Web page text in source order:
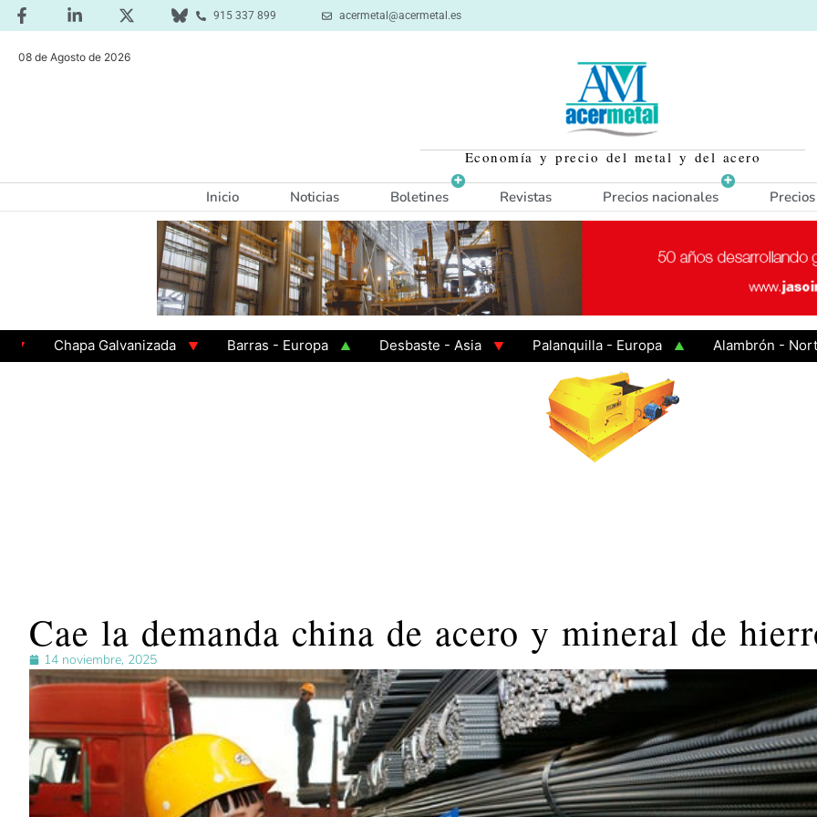
915 337 899 acermetal@acermetal.es
08 de Agosto de 2026
Economía y precio del metal y del acero
Inicio Noticias Boletines Revistas Precios nacionales
Chapa Galvanizada Barras - Europa Desbaste - Asia Palanquilla - Europa
Alambrón - Norte
Cae la demanda china de acero y mineral de
14 noviembre, 2025